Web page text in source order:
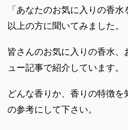
「あなたのお気に入りの香
以上の方に聞いてみました。
皆さんのお気に入りの香水
ュー記事で紹介しています。
どんな香りか、香りの特徴
の参考にして下さい。